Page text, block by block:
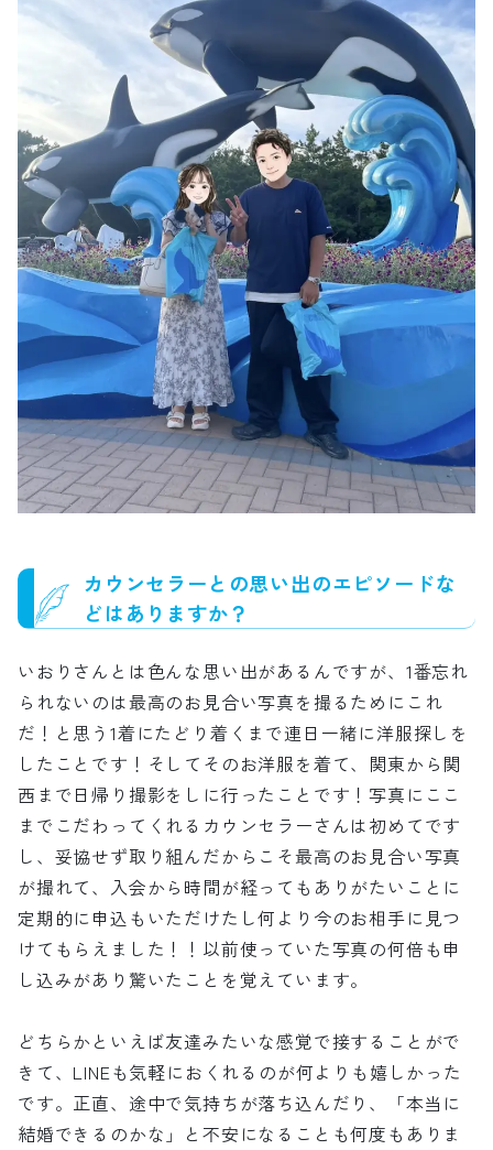
カウンセラーとの思い出のエピソードな
どはありますか？
いおりさんとは色んな思い出があるんですが、1番忘れ
られないのは最高のお見合い写真を撮るためにこれ
だ！と思う1着にたどり着くまで連日一緒に洋服探しを
したことです！そしてそのお洋服を着て、関東から関
西まで日帰り撮影をしに行ったことです！写真にここ
までこだわってくれるカウンセラーさんは初めてです
し、妥協せず取り組んだからこそ最高のお見合い写真
が撮れて、入会から時間が経ってもありがたいことに
定期的に申込もいただけたし何より今のお相手に見つ
けてもらえました！！以前使っていた写真の何倍も申
し込みがあり驚いたことを覚えています。
どちらかといえば友達みたいな感覚で接することがで
きて、LINEも気軽におくれるのが何よりも嬉しかった
です。正直、途中で気持ちが落ち込んだり、「本当に
結婚できるのかな」と不安になることも何度もありま